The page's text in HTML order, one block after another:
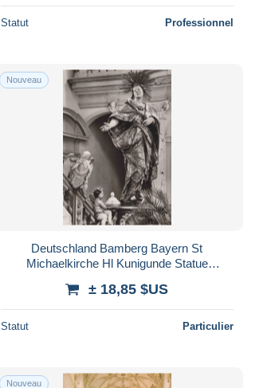
Statut Professionnel
Nouveau
Deutschland Bamberg Bayern St
Michaelkirche Hl Kunigunde Statue
± 18,85 $US
Statut Particulier
Nouveau